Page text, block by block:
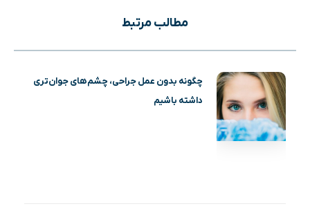
مطالب مرتبط
چگونه بدون عمل جراحی، چشم‌های جوان‌تری
داشته باشیم